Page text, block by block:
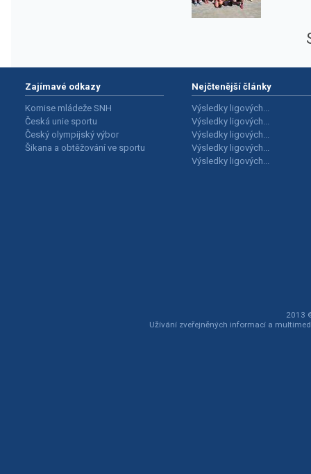
Zajímavé odkazy
Komise mládeže SNH
Česká unie sportu
Český olympijský výbor
Šikana a obtěžování ve sportu
Nejčtenější články
Výsledky ligových...
Výsledky ligových...
Výsledky ligových...
Výsledky ligových...
Výsledky ligových...
2013
Užívání zveřejněných informací a